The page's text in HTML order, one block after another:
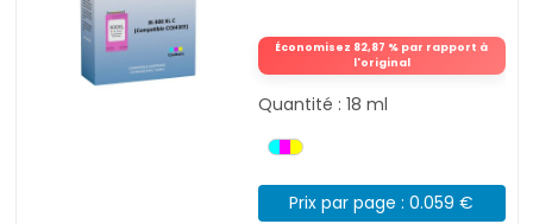
Économisez 82,87 % par rapport à
l'original
Quantité : 18 ml
Prix par page : 0.059 €